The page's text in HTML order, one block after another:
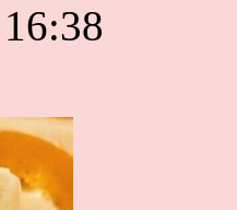
16:38